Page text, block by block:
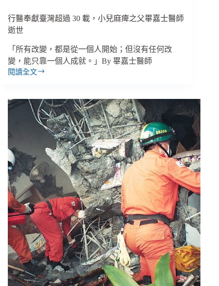
況
詳
行醫奉獻臺灣超過 30 載，小兒麻痺之父畢嘉士醫師
逝世
「所有改變，都是從一個人開始；但沒有任何改
變，能只靠一個人成就。」By 畢嘉士醫師
閱讀全文
行
奉
獻
超
過
30
載，
小
兒
麻
痺
之
父
畢
嘉
士
醫
師